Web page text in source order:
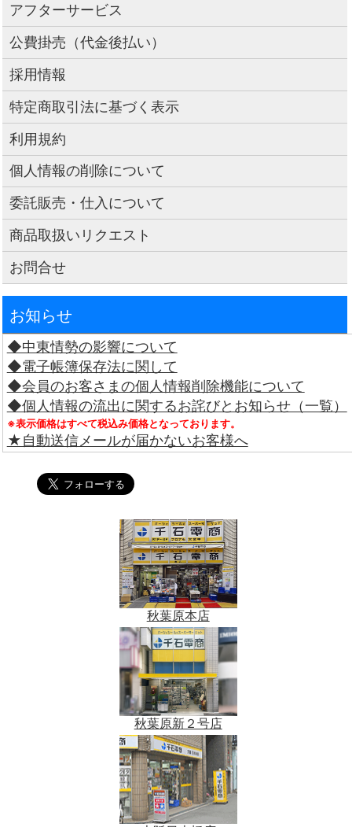
アフターサービス
公費掛売（代金後払い）
採用情報
特定商取引法に基づく表示
利用規約
個人情報の削除について
委託販売・仕入について
商品取扱いリクエスト
お問合せ
お知らせ
◆中東情勢の影響について
◆電子帳簿保存法に関して
◆会員のお客さまの個人情報削除機能について
◆個人情報の流出に関するお詫びとお知らせ（一覧）
※表示価格はすべて税込み価格となっております。
★自動送信メールが届かないお客様へ
秋葉原本店
秋葉原新２号店